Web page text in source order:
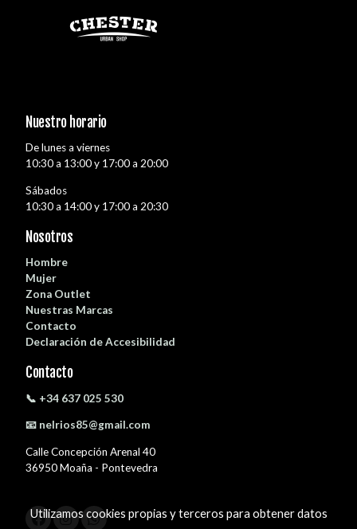
Nuestro horario
De lunes a viernes
10:30 a 13:00 y 17:00 a 20:00
Sábados
10:30 a 14:00 y 17:00 a 20:30
Nosotros
Hombre
Mujer
Zona Outlet
Nuestras Marcas
Contacto
Declaración de Accesibilidad
Contacto
📞 +34 637 025 530
📧 nelrios85@gmail.com
Calle Concepción Arenal 40
36950 Moaña - Pontevedra
Utilizamos cookies propias y terceros para obtener datos